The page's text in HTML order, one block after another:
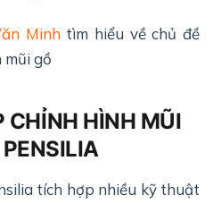
Minhtìm hiểu về chủ đề
mũi gồ
CHỈNH HÌNH MŨI
tích hợp nhiều kỹ thuật